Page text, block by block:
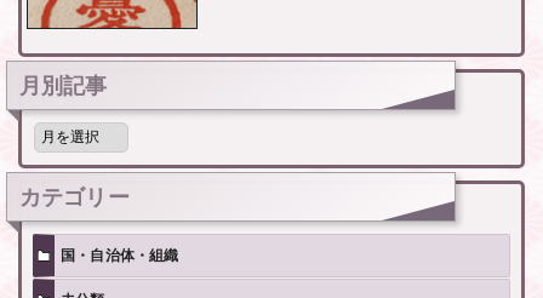
月別記事
月
記
事
カテゴリー
国・自治体・組織